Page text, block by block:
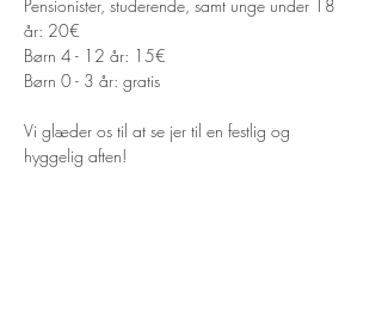
Pensionister, studerende, samt unge under 18
år: 20€
Børn 4 - 12 år: 15€
Børn 0 - 3 år: gratis
Vi glæder os til at se jer til en festlig og
hyggelig aften!